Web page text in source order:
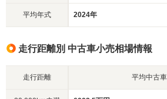
平均年式 2024年
走行距離別 中古車小売相場情報
走行距離 平均中古